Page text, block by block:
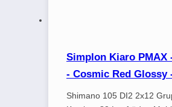
Simplon Kiaro PMAX
- Cosmic Red Glossy
Shimano 105 DI2 2x12